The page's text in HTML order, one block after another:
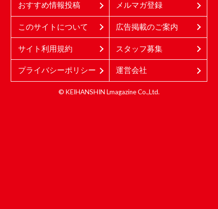
おすすめ情報投稿 メルマガ登録
このサイトについて 広告掲載のご案内
サイト利用規約 スタッフ募集
プライバシーポリシー 運営会社
© KEIHANSHIN Lmagazine Co.,Ltd.